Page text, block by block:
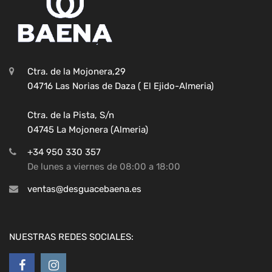
Ctra. de la Mojonera,29
04716 Las Norias de Daza ( El Ejido-Almeria)
Ctra. de la Pista, S/n
04745 La Mojonera (Almeria)
+34 950 330 357
De lunes a viernes de 08:00 a 18:00
ventas@desguacebaena.es
NUESTRAS REDES SOCIALES: